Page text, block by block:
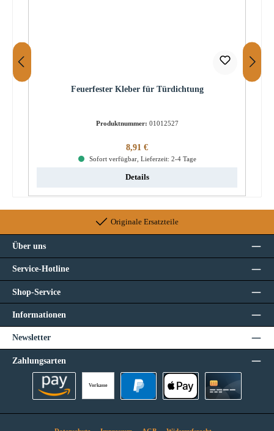
Feuerfester Kleber für Türdichtung
Produktnummer: 01012527
Regulärer Preis:
8,91 €
Sofort verfügbar, Lieferzeit: 2-4 Tage
Details
Originale Ersatzteile
Über uns
Service-Hotline
Shop-Service
Informationen
Newsletter
Zahlungsarten
Vorkasse